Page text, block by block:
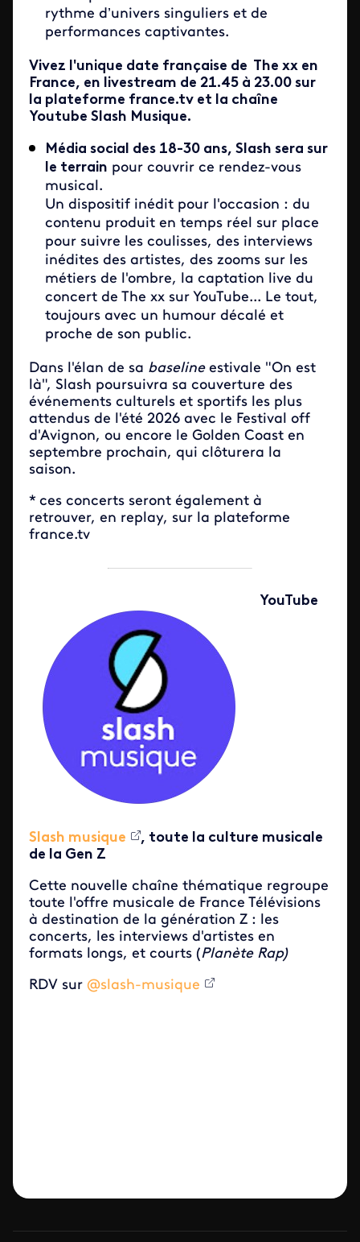
rythme d’univers singuliers et de
performances captivantes.
Vivez l'unique date française de The xx en
France, en livestream de 21.45 à 23.00 sur
la plateforme france.tv et la chaîne
Youtube Slash Musique.
Média social des 18-30 ans, Slash sera sur
le terrain pour couvrir ce rendez-vous
musical.
Un dispositif inédit pour l'occasion : du
contenu produit en temps réel sur place
pour suivre les coulisses, des interviews
inédites des artistes, des zooms sur les
métiers de l'ombre, la captation live du
concert de The xx sur YouTube... Le tout,
toujours avec un humour décalé et
proche de son public.
Dans l'élan de sa baseline estivale "On est
là", Slash poursuivra sa couverture des
événements culturels et sportifs les plus
attendus de l'été 2026 avec le Festival off
d'Avignon, ou encore le Golden Coast en
septembre prochain, qui clôturera la
saison.
* ces concerts seront également à
retrouver, en replay, sur la plateforme
france.tv
YouTube
Slash musique
, toute la culture musicale
de la Gen Z
Cette nouvelle chaîne thématique regroupe
toute l'offre musicale de France Télévisions
à destination de la génération Z : les
concerts, les interviews d'artistes en
formats longs, et courts (Planète Rap)
RDV sur @slash-musique